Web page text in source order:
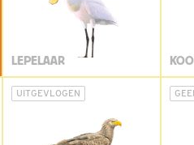
LEPELAAR
UITGEVLOGEN